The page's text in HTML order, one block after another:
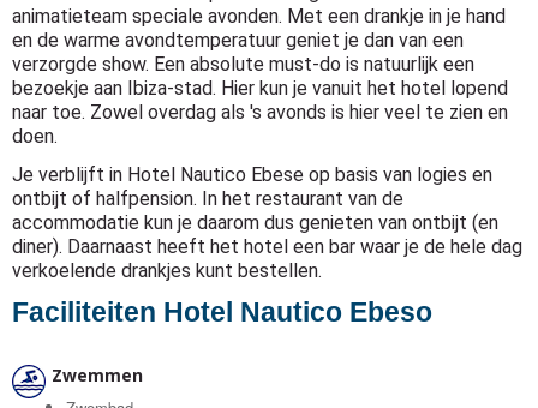
animatieteam speciale avonden. Met een drankje in je hand
en de warme avondtemperatuur geniet je dan van een
verzorgde show. Een absolute must-do is natuurlijk een
bezoekje aan Ibiza-stad. Hier kun je vanuit het hotel lopend
naar toe. Zowel overdag als 's avonds is hier veel te zien en
doen.
Je verblijft in Hotel Nautico Ebese op basis van logies en
ontbijt of halfpension. In het restaurant van de
accommodatie kun je daarom dus genieten van ontbijt (en
diner). Daarnaast heeft het hotel een bar waar je de hele dag
verkoelende drankjes kunt bestellen.
Faciliteiten Hotel Nautico Ebeso
Zwemmen